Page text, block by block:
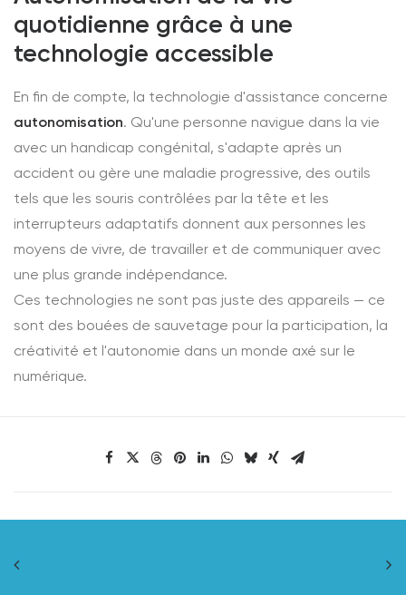
quotidienne grâce à une
technologie accessible
En fin de compte, la technologie d'assistance concerne
autonomisation. Qu'une personne navigue dans la vie
avec un handicap congénital, s'adapte après un
accident ou gère une maladie progressive, des outils
tels que les souris contrôlées par la tête et les
interrupteurs adaptatifs donnent aux personnes les
moyens de vivre, de travailler et de communiquer avec
une plus grande indépendance.
Ces technologies ne sont pas juste des appareils — ce
sont des bouées de sauvetage pour la participation, la
créativité et l'autonomie dans un monde axé sur le
numérique.